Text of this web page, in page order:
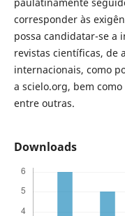
corresponder às
possa candidatar-se a
revistas científicas, de
internacionais, como
a scielo.org, bem
entre outras.
Downloads